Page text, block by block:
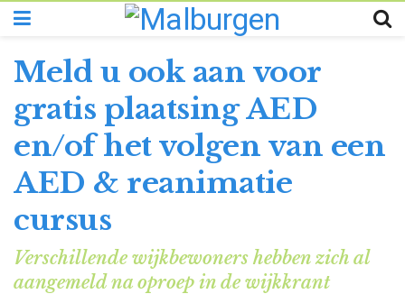
Meld u ook aan voor
gratis plaatsing AED
en/of het volgen van een
AED & reanimatie
cursus
Verschillende wijkbewoners hebben zich al
aangemeld na oproep in de wijkkrant